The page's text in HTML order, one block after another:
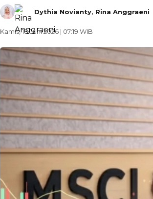
Dythia Novianty, Rina Anggraeni
Kamis, 18 Juni 2026 | 07:19 WIB